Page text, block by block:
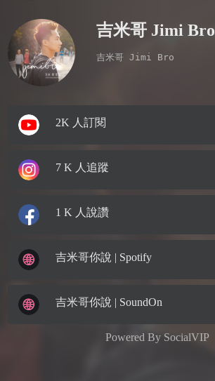
吉米哥 Jimi Bro
吉米哥 Jimi Bro
2K 人訂閱
7 K 人追蹤
1 K 人說讚
吉米哥你說 | Spotify
吉米哥你說 | SoundOn
Powered By SocialVIP